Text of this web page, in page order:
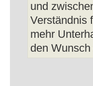
und
Verständnis
mehr
den